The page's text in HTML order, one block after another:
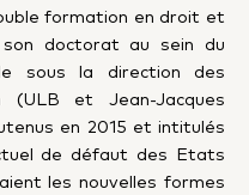
formation en droit et
doctorat au sein du
sous la direction des
(ULB et Jean-Jacques
en 2015 et intitulés
de défaut des Etats
les nouvelles formes